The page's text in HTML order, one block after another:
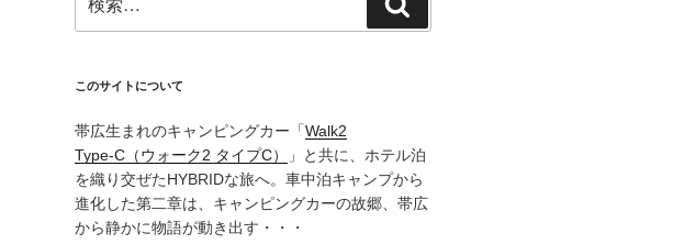
索:
索
このサイトについて
帯広生まれのキャンピングカー「Walk2
Type‑C（ウォーク2 タイプC）
」と共に、ホテル泊
を織り交ぜたHYBRIDな旅へ。車中泊キャンプから
進化した第二章は、キャンピングカーの故郷、帯広
から静かに物語が動き出す・・・